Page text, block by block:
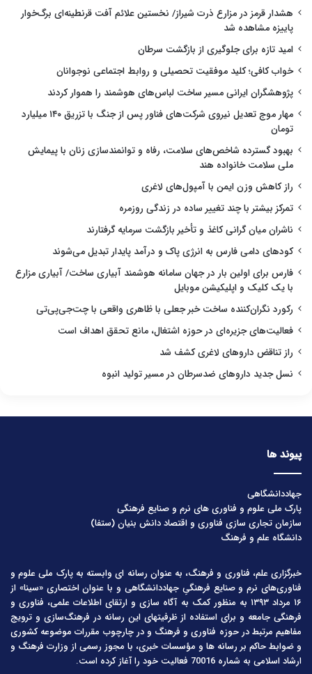
هشدار قرمز در مزارع ذرت شیراز/ نخستین علائم آفت قرنطینه‌ای برگ‌خوار
پاییزه مشاهده شد
امید تازه برای جلوگیری از بازگشت سرطان
خواب کافی؛ کلید موفقیت تحصیلی و روابط اجتماعی نوجوانان
پژوهشگران ایرانی مسیر ساخت لباس‌های هوشمند را هموار کردند
مهار موج تعدیل نیروی شرکت‌های فناور پس از جنگ با تزریق ۱۴۰ میلیارد
تومان
بهبود گسترده شاخص‌های سلامت، رفاه و توانمندسازی زنان با پیمایش
ملی سلامت خانواده هند
راز کاهش وزن ایمن با آمپول‌های لاغری
تمرکز بیشتر با چند تغییر ساده در زندگی روزمره
ناشران میان گرانی کاغذ و تأخیر بازگشت سرمایه گرفتارند
کودهای دامی فارس به انرژی پاک و درآمد پایدار تبدیل می‌شوند
فارس برای اولین بار در جهان سامانه هوشمند آبیاری ساخت/ آبیاری مزارع
با یک کلیک و اپلیکیشن موبایل
رکورد نگران‌کننده ساخت خبر جعلی با ظاهری واقعی با چت‌جی‌پی‌تی
فعالیت‌های جزیره‌ای در حوزه اشتغال، مانع تحقق اهداف است
راز تناقض داروهای لاغری کشف شد
نسل جدید داروهای ضدسرطان در مسیر تولید انبوه
پیوند ها
جهاددانشگاهی
پارک ملی علوم و فناوری های نرم و صنایع فرهنگی
سازمان تجاری سازی فناوری و اقتصاد دانش بنیان (ستفا)
دانشگاه علم و فرهنگ
خبرگزاری علم، فناوری و فرهنگ، به عنوان رسانه ای وابسته به پارک ملی علوم و
فناوری‌های نرم و صنایع فرهنگیِ جهاددانشگاهی و با عنوان اختصاری «سینا» از
۱۶ مرداد ۱۳۹۳ به منظور کمک به آگاه سازی و ارتقای اطلاعات علمی، فناوری و
فرهنگی جامعه و برای استفاده از ظرفیتهای این رسانه در فرهنگ‌سازی و ترویج
مفاهیم مرتبط در حوزه فناوری و فرهنگ و در چارچوب مقررات موضوعه کشوری
و ضوابط حاکم بر رسانه ها و مؤسسات خبری، با مجوز رسمی از وزارت فرهنگ و
ارشاد اسلامی به شماره 70016 فعالیت خود را آغاز کرده است.